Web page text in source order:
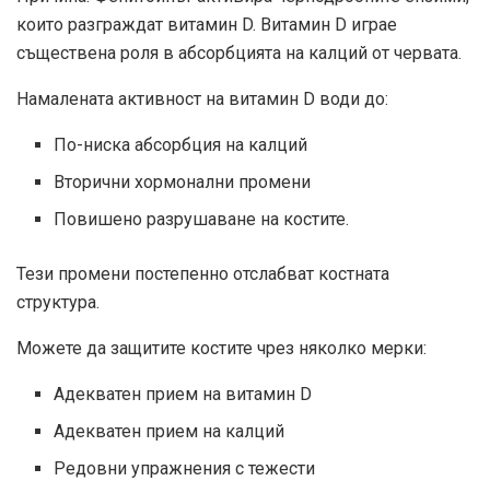
които разграждат витамин D. Витамин D играе
съществена роля в абсорбцията на калций от червата.
Намалената активност на витамин D води до:
По-ниска абсорбция на калций
Вторични хормонални промени
Повишено разрушаване на костите.
Тези промени постепенно отслабват костната
структура.
Можете да защитите костите чрез няколко мерки:
Адекватен прием на витамин D
Адекватен прием на калций
Редовни упражнения с тежести